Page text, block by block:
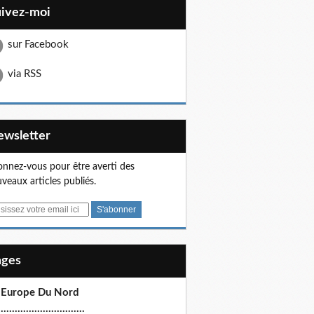
moi
sur Facebook
via RSS
vous pour être averti des
articles publiés.
Du Nord